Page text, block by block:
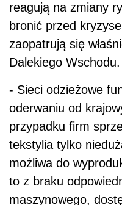
reagują na zmiany
bronić przed
zaopatrują się
Dalekiego Wschodu.
- Sieci odzieżowe
oderwaniu od
przypadku firm
tekstylia tylko
możliwa do
to z braku
maszynowego,